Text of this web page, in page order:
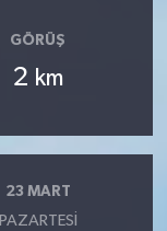
GÖRÜŞ
2 km
23 MART
PAZARTESI